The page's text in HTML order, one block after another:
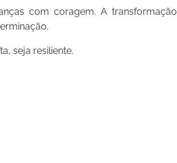
com coragem. A transformação
seja resiliente.